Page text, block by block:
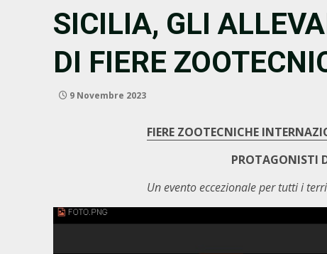
SICILIA, GLI
DI FIERE
9 Novembre 2023
FIERE ZOOTECNICHE
PROTAGONISTI
Un evento eccezionale per tutti i